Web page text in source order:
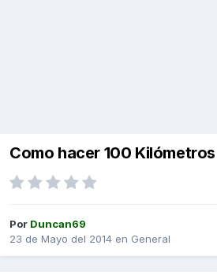
Como hacer 100
Por Duncan69
23 de Mayo del 2014 en General